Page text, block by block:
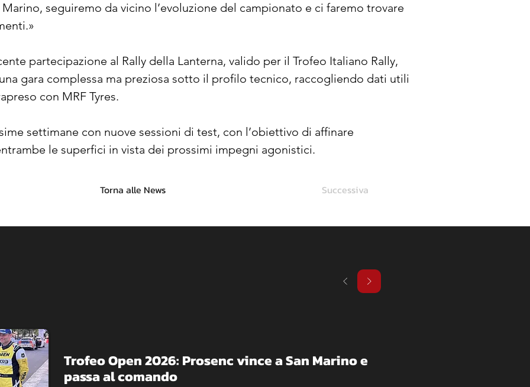
Marino, seguiremo da vicino l’evoluzione del campionato e ci faremo trovare
partecipazione al Rally della Lanterna, valido per il Trofeo Italiano Rally,
gara complessa ma preziosa sotto il profilo tecnico, raccogliendo dati utili
con MRF Tyres.
settimane con nuove sessioni di test, con l’obiettivo di affinare
le superfici in vista dei prossimi impegni agonistici.
Torna alle News Successiva
Trofeo Open 2026: Prosenc vince a San Marino e
passa al comando